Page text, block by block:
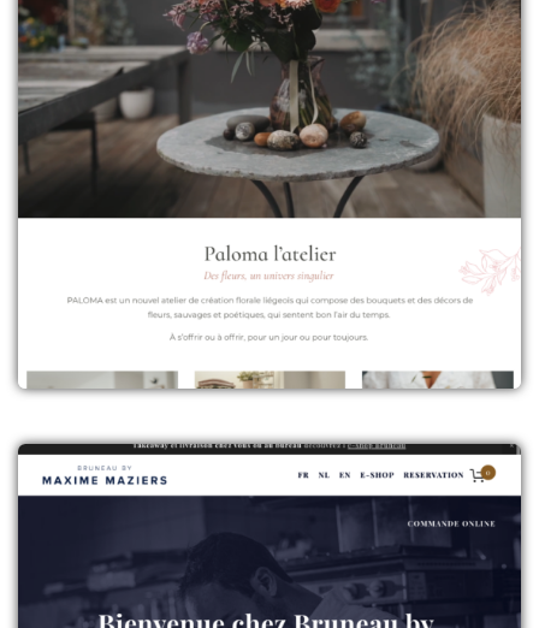
Contenu : Le site de Paloma
l’Atelier
+